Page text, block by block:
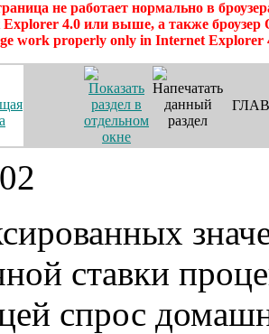
не работает нормально в
4.0 или выше, а также броузер
work properly only in Internet Explorer
ставки
спрос